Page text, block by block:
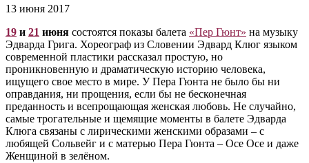
13 июня 2017
19 и 21 июня состоятся показы балета «Пер Гюнт» на музыку
Эдварда Грига. Хореограф из Словении Эдвард Клюг языком
современной пластики рассказал простую, но
проникновенную и драматическую историю человека,
ищущего свое место в мире. У Пера Гюнта не было бы ни
оправдания, ни прощения, если бы не бесконечная
преданность и всепрощающая женская любовь. Не случайно,
самые трогательные и щемящие моменты в балете Эдварда
Клюга связаны с лирическими женскими образами – с
любящей Сольвейг и с матерью Пера Гюнта – Осе Осе и даже
Женщиной в зелёном.